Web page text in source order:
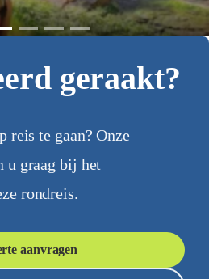
geraakt?
te gaan? Onze
u graag bij het
rondreis.
aanvragen